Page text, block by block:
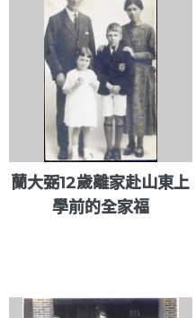
蘭大弼12歲離家赴山東上
學前的全家福